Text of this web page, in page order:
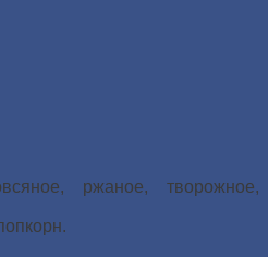
ржаное, творожное,